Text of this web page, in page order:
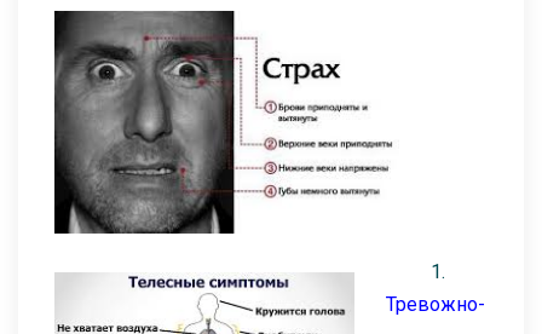
1.
Тревожно-